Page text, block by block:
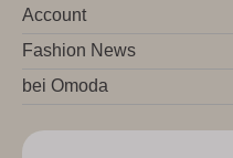
Account
Fashion News
bei Omoda